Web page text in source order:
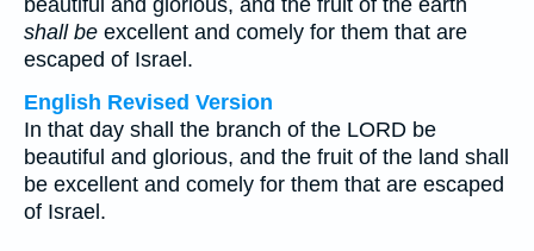
beautiful and glorious, and the fruit of the earth
shall be excellent and comely for them that are
escaped of Israel.
English Revised Version
In that day shall the branch of the LORD be
beautiful and glorious, and the fruit of the land shall
be excellent and comely for them that are escaped
of Israel.